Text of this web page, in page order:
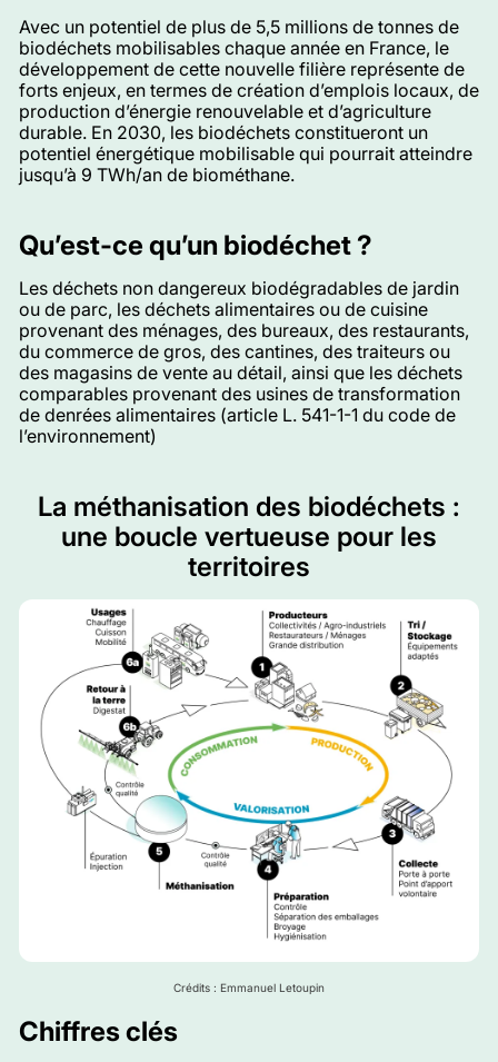
Avec un potentiel de plus de 5,5 millions de tonnes de
biodéchets mobilisables chaque année en France, le
développement de cette nouvelle filière représente de
forts enjeux, en termes de création d’emplois locaux, de
production d’énergie renouvelable et d’agriculture
durable. En 2030, les biodéchets constitueront un
potentiel énergétique mobilisable qui pourrait atteindre
jusqu’à 9 TWh/an de biométhane.
Qu’est-ce qu’un biodéchet ?
Les déchets non dangereux biodégradables de jardin
ou de parc, les déchets alimentaires ou de cuisine
provenant des ménages, des bureaux, des restaurants,
du commerce de gros, des cantines, des traiteurs ou
des magasins de vente au détail, ainsi que les déchets
comparables provenant des usines de transformation
de denrées alimentaires (article L. 541-1-1 du code de
l’environnement)
La méthanisation des biodéchets :
une boucle vertueuse pour les
territoires
Crédits : Emmanuel Letoupin
Chiffres clés